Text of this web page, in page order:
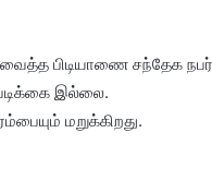
வைத்த பிடியாணை சந்தேக
இல்லை.
மறுக்கிறது.